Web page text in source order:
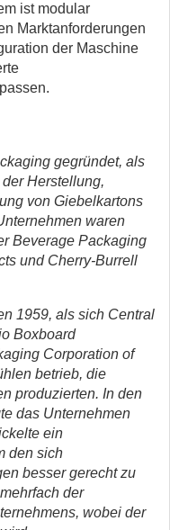
ist modular
Marktanforderungen
der Maschine
gegründet, als
Herstellung,
von Giebelkartons
waren
Beverage Packaging
und Cherry-Burrell
1959, als sich Central
Boxboard
Corporation of
betrieb, die
produzierten. In den
das Unternehmen
ein
den sich
besser gerecht zu
der
wobei der